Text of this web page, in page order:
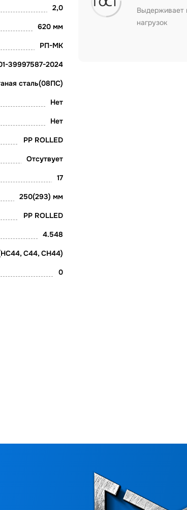
2,0
620 мм
РП-МК
39997587-2024
сталь(08ПС)
Нет
Нет
PP ROLLED
Отсутвует
17
250(293) мм
PP ROLLED
4.548
С44, СН44)
0
Выдерживает
нагрузок